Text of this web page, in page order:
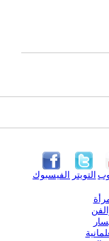
الفيسبوك التويتر